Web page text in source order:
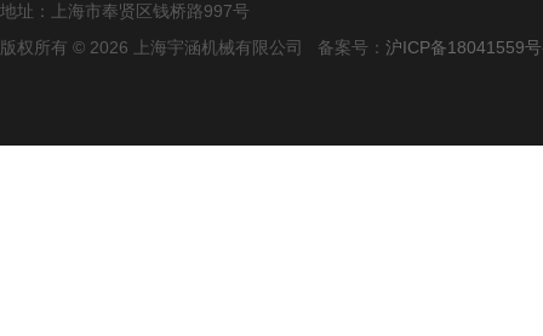
地址：上海市奉贤区钱桥路997号
版权所有 © 2026 上海宇涵机械有限公司 备案号： 沪ICP备18041559